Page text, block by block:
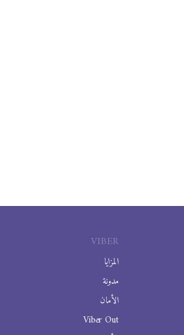
VIBER
المزايا
مدونة
الأمان
Viber Out